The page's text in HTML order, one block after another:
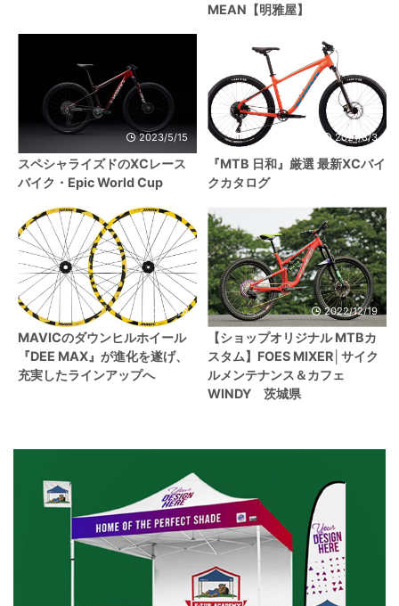
MEAN【明雅屋】
2023/5/15
スペシャライズドのXCレース
バイク・Epic World Cup
2021/8/3
『MTB 日和』厳選 最新XCバイ
クカタログ
2024/1/6
MAVICのダウンヒルホイール
『DEE MAX』が進化を遂げ、
充実したラインアップへ
2022/12/19
【ショップオリジナル MTBカ
スタム】FOES MIXER│サイク
ルメンテナンス＆カフェ
WINDY 茨城県